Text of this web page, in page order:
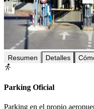
Resumen Detalles
Parking Oficial
Parking en el propio